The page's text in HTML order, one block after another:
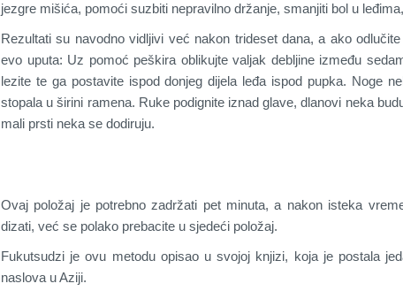
jezgre mišića, pomoći suzbiti nepravilno držanje, smanjiti bol u
Rezultati su navodno vidljivi već nakon trideset dana, a ako
evo uputa: Uz pomoć peškira oblikujte valjak debljine između
lezite te ga postavite ispod donjeg dijela leđa ispod pupka. Noge
stopala u širini ramena. Ruke podignite iznad glave, dlanovi neka
mali prsti neka se dodiruju.
Ovaj položaj je potrebno zadržati pet minuta, a nakon isteka
dizati, već se polako prebacite u sjedeći položaj.
Fukutsudzi je ovu metodu opisao u svojoj knjizi, koja je postala
naslova u Aziji.